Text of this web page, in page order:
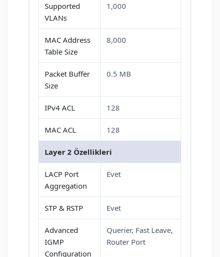
Supported
VLANs
1,000
MAC Address
Table Size
8,000
Packet Buffer
Size
0.5 MB
IPv4 ACL 128
MAC ACL 128
Layer 2 Özellikleri
LACP Port
Aggregation
Evet
STP & RSTP Evet
Advanced
IGMP
Configuration
Querier, Fast Leave,
Router Port